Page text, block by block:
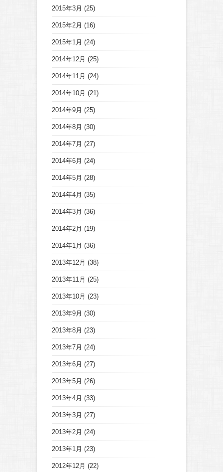
2015年3月 (25)
2015年2月 (16)
2015年1月 (24)
2014年12月 (25)
2014年11月 (24)
2014年10月 (21)
2014年9月 (25)
2014年8月 (30)
2014年7月 (27)
2014年6月 (24)
2014年5月 (28)
2014年4月 (35)
2014年3月 (36)
2014年2月 (19)
2014年1月 (36)
2013年12月 (38)
2013年11月 (25)
2013年10月 (23)
2013年9月 (30)
2013年8月 (23)
2013年7月 (24)
2013年6月 (27)
2013年5月 (26)
2013年4月 (33)
2013年3月 (27)
2013年2月 (24)
2013年1月 (23)
2012年12月 (22)